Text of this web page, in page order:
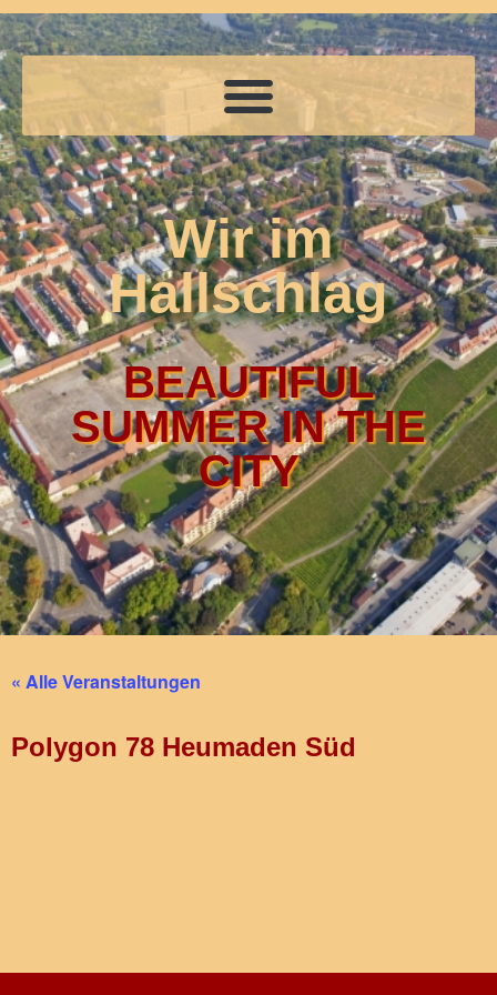
Wir im
Hallschlag
BEAUTIFUL
SUMMER IN THE
CITY
« Alle Veranstaltungen
Polygon 78 Heumaden Süd